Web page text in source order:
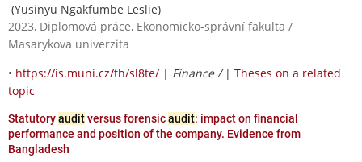
(Yusinyu Ngakfumbe Leslie)
2023, Diplomová práce, Ekonomicko-správní fakulta /
Masarykova univerzita
• https://is.muni.cz/th/sl8te/ | Finance / | Theses on a related
topic
Statutoryauditversus forensicaudit: impact on financial
performance and position of the company. Evidence from
Bangladesh